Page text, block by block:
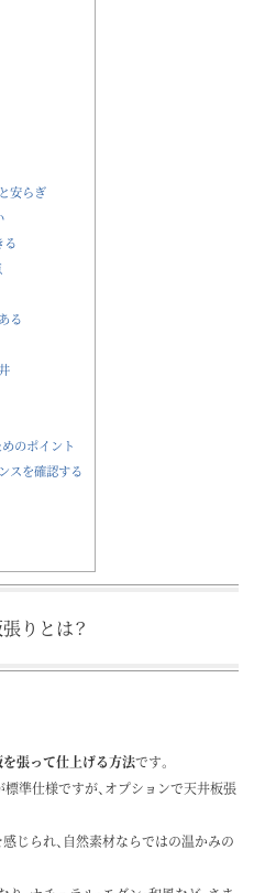
安らぎ
る
る
のポイント
スを確認する
りとは？
張って仕上げる方法です。
準仕様ですが、オプションで天井板張
じられ、自然素材ならではの温かみの